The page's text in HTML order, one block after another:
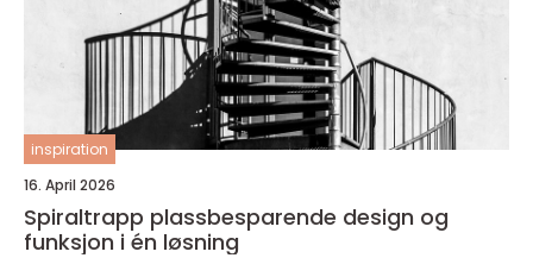
inspiration
16. April 2026
Spiraltrapp plassbesparende design og
funksjon i én løsning